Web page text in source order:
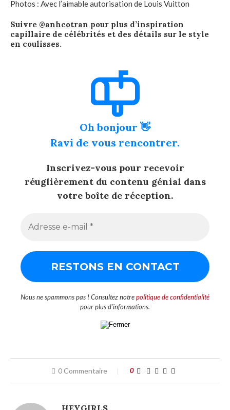
Photos : Avec l’aimable autorisation de Louis Vuitton
Suivre @anhcotran pour plus d’inspiration
capillaire de célébrités et des détails sur le style
en coulisses.
Oh bonjour 👋
Ravi de vous rencontrer.
Inscrivez-vous pour recevoir
réuglièrement du contenu génial dans
votre boîte de réception.
Nous ne spammons pas ! Consultez notrepolitique de confidentialité
pour plus d’informations.
0 Commentaire 0